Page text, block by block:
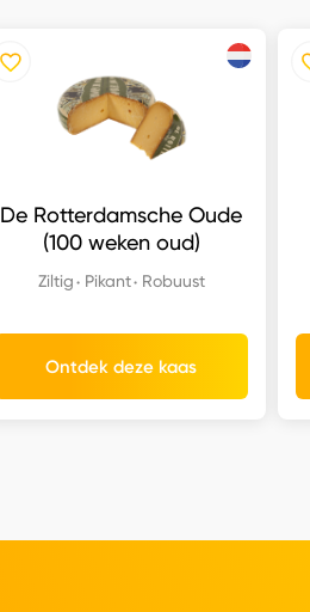
De Rotterdamsche Oude
(100 weken oud)
Ziltig Pikant Robuust
Ontdek deze kaas